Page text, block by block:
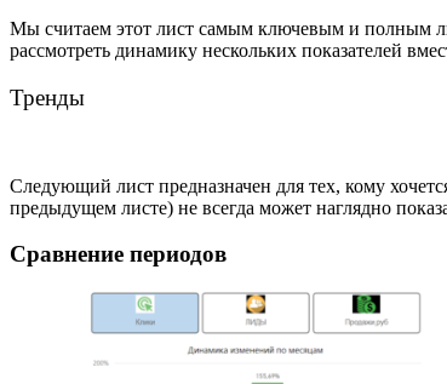
Мы считаем этот лист самым ключевым и полным
рассмотреть динамику нескольких показателей
Тренды
Следующий лист предназначен для тех, кому
предыдущем листе) не всегда может наглядно
Сравнение периодов